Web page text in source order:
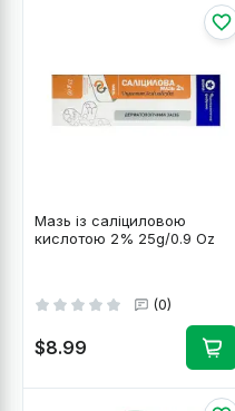
Мазь із саліциловою
кислотою 2% 25g/0.9 Oz
(0)
$8.99